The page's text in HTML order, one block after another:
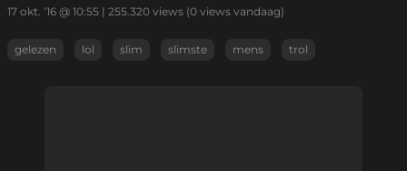
17 okt. '16 @ 10:55 | 255.320 views (0 views vandaag)
gelezen lol slim slimste mens trol